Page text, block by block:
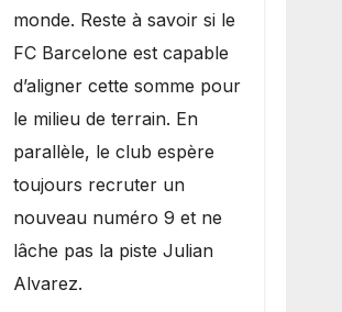
monde. Reste à savoir si le
FC Barcelone est capable
d’aligner cette somme pour
le milieu de terrain. En
parallèle, le club espère
toujours recruter un
nouveau numéro 9 et ne
lâche pas la piste Julian
Alvarez.